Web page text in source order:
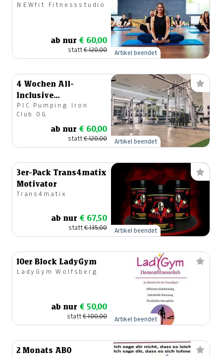
NEWfit Fitnessstudio
ab nur € 60,00
statt€ 120,00 Artikel beendet
4 Wochen All-
Inclusive
Kursmitgliedschaft
PIC Pumping Iron
Club OG
ab nur € 60,00
statt€ 120,00 Artikel beendet
3er-Pack Trans4matix
Motivator
Trans4matix
ab nur € 67,50
statt€ 135,00 Artikel beendet
10er Block LadyGym
LadyGym Wolfsberg
ab nur € 50,00
statt€ 100,00 Artikel beendet
2 Monats ABO